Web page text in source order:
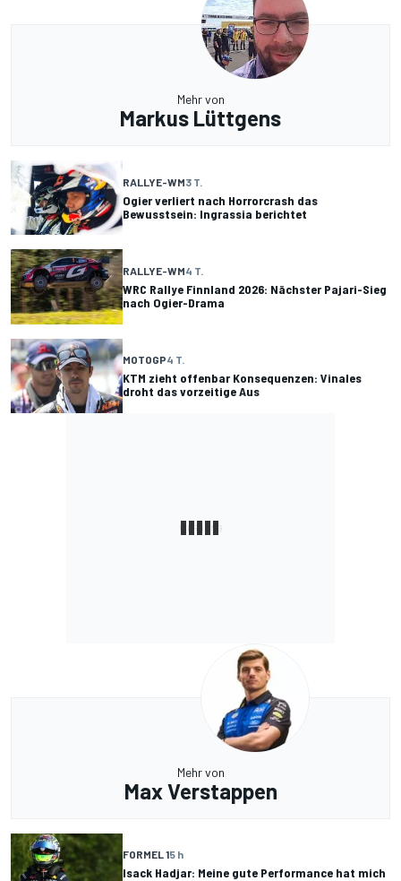
Mehr von
Markus Lüttgens
RALLYE-WM3 T.
Ogier verliert nach Horrorcrash das
Bewusstsein: Ingrassia berichtet
RALLYE-WM4 T.
WRC Rallye Finnland 2026: Nächster Pajari-Sieg
nach Ogier-Drama
MOTOGP4 T.
KTM zieht offenbar Konsequenzen: Vinales
droht das vorzeitige Aus
Mehr von
Max Verstappen
FORMEL 15 h
Isack Hadjar: Meine gute Performance hat mich